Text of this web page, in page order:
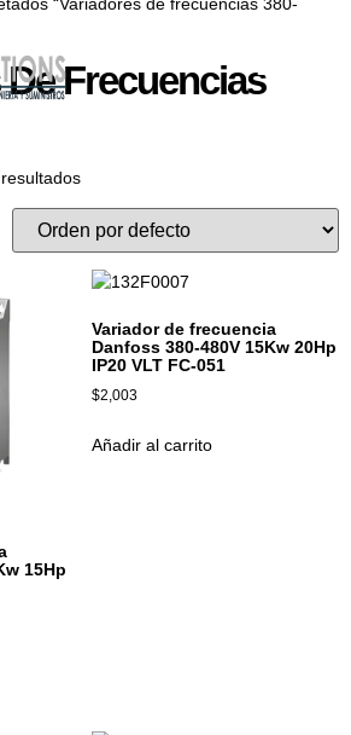
Frecuencias
15Hp
Variador de frecuencia
Danfoss 380-480V 15Kw 20Hp
IP20 VLT FC-051
$2,003
Añadir al carrito